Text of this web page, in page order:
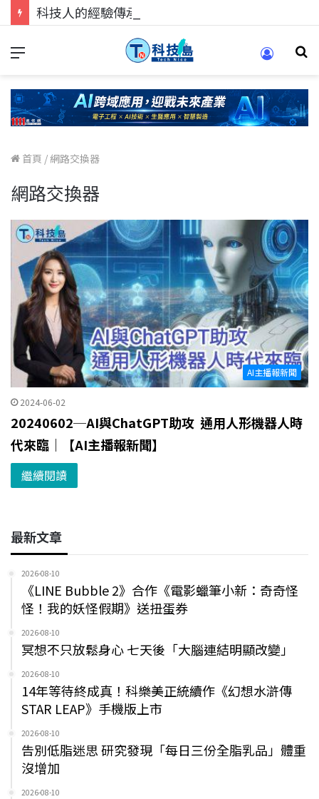
首頁 / 網路交換器
網路交換器
AI主播報新聞
2024-06-02
20240602─AI與ChatGPT助攻 通用人形機器人時
代來臨｜【AI主播報新聞】
繼續閱讀
最新文章
2026-08-10
《LINE Bubble 2》合作《電影蠟筆小新：奇奇怪
怪！我的妖怪假期》送扭蛋券
2026-08-10
冥想不只放鬆身心 七天後「大腦連結明顯改變」
2026-08-10
14年等待終成真！科樂美正統續作《幻想水滸傳
STAR LEAP》手機版上市
2026-08-10
告別低脂迷思 研究發現「每日三份全脂乳品」體重
沒增加
2026-08-10